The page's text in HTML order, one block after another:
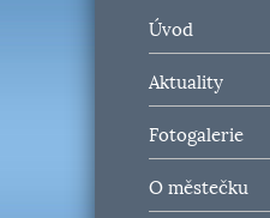
Úvod
Aktuality
Fotogalerie
O městečku